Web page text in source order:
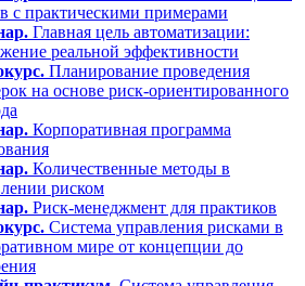
с практическими примерами
Главная цель автоматизации:
реальной эффективности
Планирование проведения
на основе риск-ориентированного
Корпоративная программа
Количественные методы в
риском
Риск-менеджмент для практиков
Система управления рисками в
мире от концепции до